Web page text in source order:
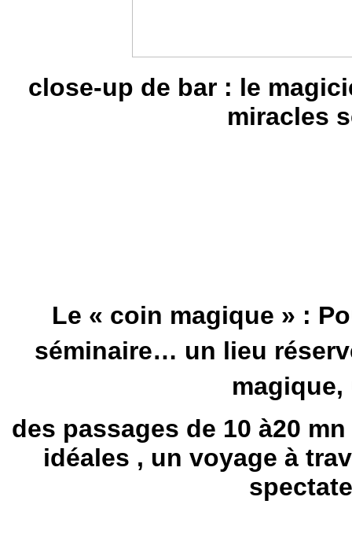
close-up de bar : le
miracles
Le « coin magique » :
séminaire… un lieu
magique,
des passages de 10 à20
idéales , un voyage à